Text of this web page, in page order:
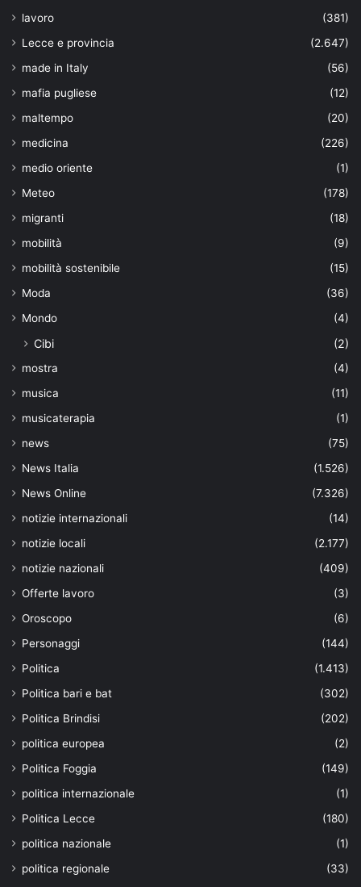
lavoro
(381)
Lecce e provincia
(2.647)
made in Italy
(56)
mafia pugliese
(12)
maltempo
(20)
medicina
(226)
medio oriente
(1)
Meteo
(178)
migranti
(18)
mobilità
(9)
mobilità sostenibile
(15)
Moda
(36)
Mondo
(4)
Cibi (2)
mostra
(4)
musica
(11)
musicaterapia
(1)
news
(75)
News Italia
(1.526)
News Online
(7.326)
notizie internazionali
(14)
notizie locali
(2.177)
notizie nazionali
(409)
Offerte lavoro
(3)
Oroscopo
(6)
Personaggi
(144)
Politica
(1.413)
Politica bari e bat
(302)
Politica Brindisi
(202)
politica europea
(2)
Politica Foggia
(149)
politica internazionale
(1)
Politica Lecce
(180)
politica nazionale
(1)
politica regionale
(33)